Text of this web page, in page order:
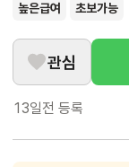
높은급여 초보가능
관심
13일전 등록